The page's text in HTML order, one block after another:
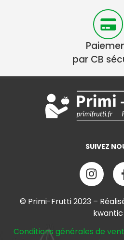
par CB
SUIVEZ
© Primi-Frutti 2023 –
kwantic
Conditions générales de